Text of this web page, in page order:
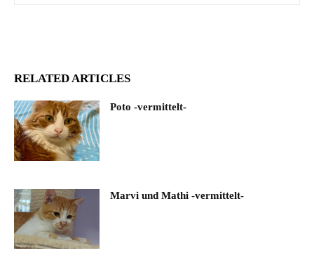
RELATED ARTICLES
Poto -vermittelt-
Marvi und Mathi -vermittelt-